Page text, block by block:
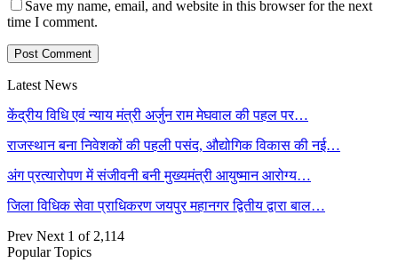
Save my name, email, and website in this browser for the next
time I comment.
Latest News
केंद्रीय विधि एवं न्याय मंत्री अर्जुन राम मेघवाल की पहल पर…
राजस्थान बना निवेशकों की पहली पसंद, औद्योगिक विकास की नई…
अंग प्रत्यारोपण में संजीवनी बनी मुख्यमंत्री आयुष्मान आरोग्य…
जिला विधिक सेवा प्राधिकरण जयपुर महानगर द्वितीय द्वारा बाल…
Prev Next 1 of 2,114
Popular Topics